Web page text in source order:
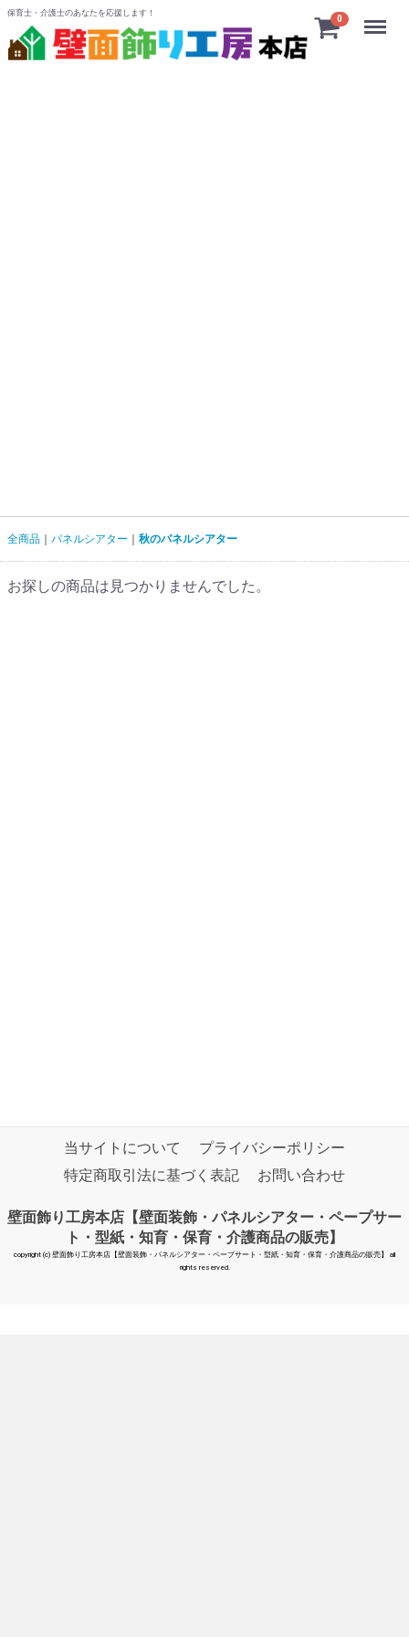
保育士・介護士のあなたを応援します！
0 Menu
全商品 パネルシアター 秋のパネルシアター
お探しの商品は見つかりませんでした。
当サイトについて
プライバシーポリシー
特定商取引法に基づく表記
お問い合わせ
壁面飾り工房本店【壁面装飾・パネルシアター・ペープサー
ト・型紙・知育・保育・介護商品の販売】
copyright (c) 壁面飾り工房本店【壁面装飾・パネルシアター・ペープサート・型紙・知育・保育・介護商品の販売】 all
rights reserved.